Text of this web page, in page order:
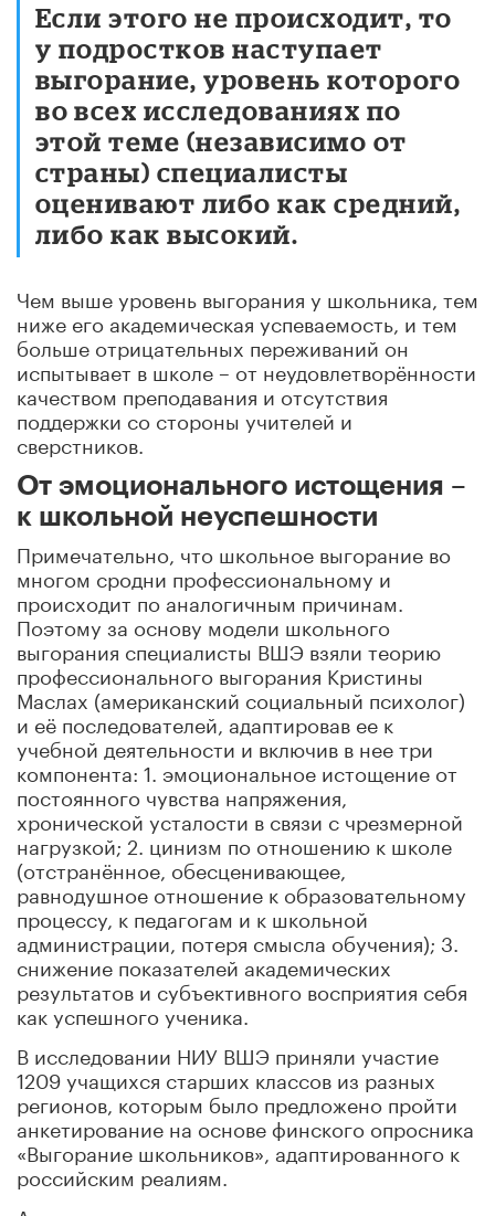
Если этого не происходит, то
у подростков наступает
выгорание, уровень которого
во всех исследованиях по
этой теме (независимо от
страны) специалисты
оценивают либо как средний,
либо как высокий.
Чем выше уровень выгорания у школьника, тем
ниже его академическая успеваемость, и тем
больше отрицательных переживаний он
испытывает в школе – от неудовлетворённости
качеством преподавания и отсутствия
поддержки со стороны учителей и
сверстников.
От эмоционального истощения –
к школьной неуспешности
Примечательно, что школьное выгорание во
многом сродни профессиональному и
происходит по аналогичным причинам.
Поэтому за основу модели школьного
выгорания специалисты ВШЭ взяли теорию
профессионального выгорания Кристины
Маслах (американский социальный психолог)
и её последователей, адаптировав ее к
учебной деятельности и включив в нее три
компонента: 1. эмоциональное истощение от
постоянного чувства напряжения,
хронической усталости в связи с чрезмерной
нагрузкой; 2. цинизм по отношению к школе
(отстранённое, обесценивающее,
равнодушное отношение к образовательному
процессу, к педагогам и к школьной
администрации, потеря смысла обучения); 3.
снижение показателей академических
результатов и субъективного восприятия себя
как успешного ученика.
В исследовании НИУ ВШЭ приняли участие
1209 учащихся старших классов из разных
регионов, которым было предложено пройти
анкетирование на основе финского опросника
«Выгорание школьников», адаптированного к
российским реалиям.